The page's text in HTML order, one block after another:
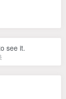
see it.